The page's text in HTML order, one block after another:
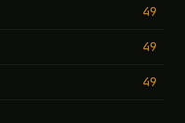
49
49
49